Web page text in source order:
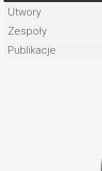
Utwory
Zespoły
Publikacje